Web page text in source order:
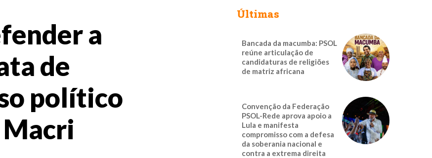
a
de
político
Últimas
Bancada da macumba: PSOL
reúne articulação de
candidaturas de religiões
de matriz africana
Convenção da Federação
PSOL-Rede aprova apoio a
Lula e manifesta
compromisso com a defesa
da soberania nacional e
contra a extrema direita